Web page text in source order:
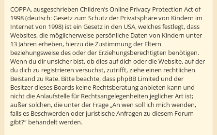
COPPA, ausgeschrieben Children’s Online Privacy Protection Act of
1998 (deutsch: Gesetz zum Schutz der Privatsphäre von Kindern im
Internet von 1998) ist ein Gesetz in den USA, welches festlegt, dass
Websites, die möglicherweise persönliche Daten von Kindern unter
13 Jahren erheben, hierzu die Zustimmung der Eltern
beziehungsweise des oder der Erziehungsberechtigten benötigen.
Wenn du dir unsicher bist, ob dies auf dich oder die Website, auf der
du dich zu registrieren versuchst, zutrifft, ziehe einen rechtlichen
Beistand zu Rate. Bitte beachte, dass phpBB Limited und der
Besitzer dieses Boards keine Rechtsberatung anbieten kann und
nicht die Anlaufstelle für Rechtsangelegenheiten jeglicher Art ist;
außer solchen, die unter der Frage „An wen soll ich mich wenden,
falls es Beschwerden oder juristische Anfragen zu diesem Forum
gibt?“ behandelt werden.